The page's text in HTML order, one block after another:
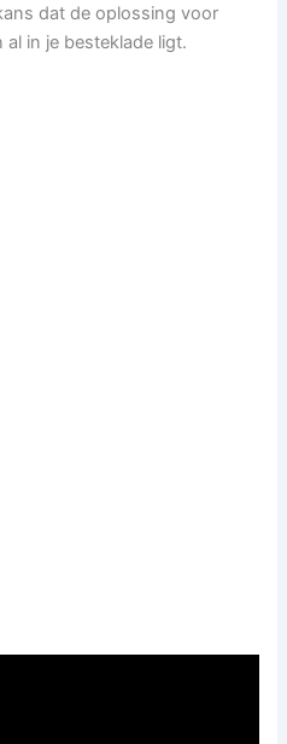
dat de oplossing voor
in je besteklade ligt.